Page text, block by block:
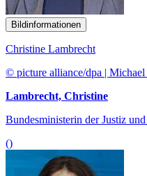
Bildinformationen
Christine Lambrecht
© picture alliance/dpa |
Lambrecht, Christine
Bundesministerin der Justiz
()